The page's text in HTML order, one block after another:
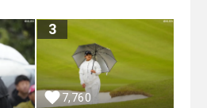
3
7,760